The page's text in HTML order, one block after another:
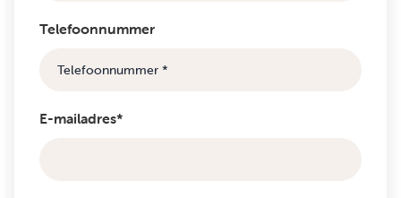
Telefoonnummer
E-mailadres*